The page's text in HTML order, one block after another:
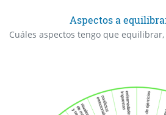
Aspectos a